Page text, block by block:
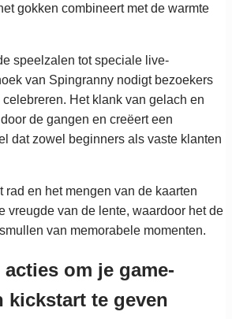
gokken combineert met de warmte
speelzalen tot speciale live-
van Spingranny nodigt bezoekers
Het klank van gelach en
de gangen en creëert een
dat zowel beginners als vaste klanten
rad en het mengen van de kaarten
vreugde van de lente, waardoor het de
van memorabele momenten.
om je game-
kickstart te geven